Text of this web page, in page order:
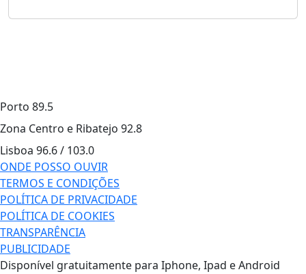
Porto 89.5
Zona Centro e Ribatejo 92.8
Lisboa 96.6 / 103.0
ONDE POSSO OUVIR
TERMOS E CONDIÇÕES
POLÍTICA DE PRIVACIDADE
POLÍTICA DE COOKIES
TRANSPARÊNCIA
PUBLICIDADE
Disponível gratuitamente para Iphone, Ipad e Android